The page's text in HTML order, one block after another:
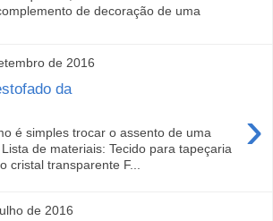
de decoração de uma
de 2016
da
›
é simples trocar o assento de uma
de materiais: Tecido para tapeçaria
cristal transparente F...
de 2016